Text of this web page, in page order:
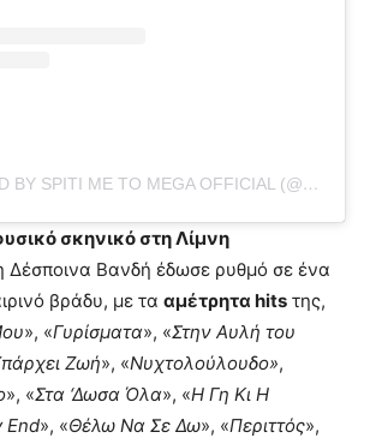
A POST SHARED BY SPITI ME TO MEGA OFFICIAL (@SPITIMETOMEGA)
σκηνικό στη Λίμνη
Δέσποινα Βανδή έδωσε ρυθμό σε ένα
βράδυ, με τα αμέτρητα hits της,
», «Γυρίσματα», «Στην Αυλή του
Ζωή», «Νυχτολούλουδο»,
», «Στα ‘Δωσα Όλα», «Η Γη Κι Η
End», «Θέλω Να Σε Δω», «Περιττός»,